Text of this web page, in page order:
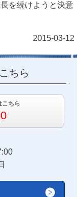
を続けようと決意
2015-03-12
ちら
こちら